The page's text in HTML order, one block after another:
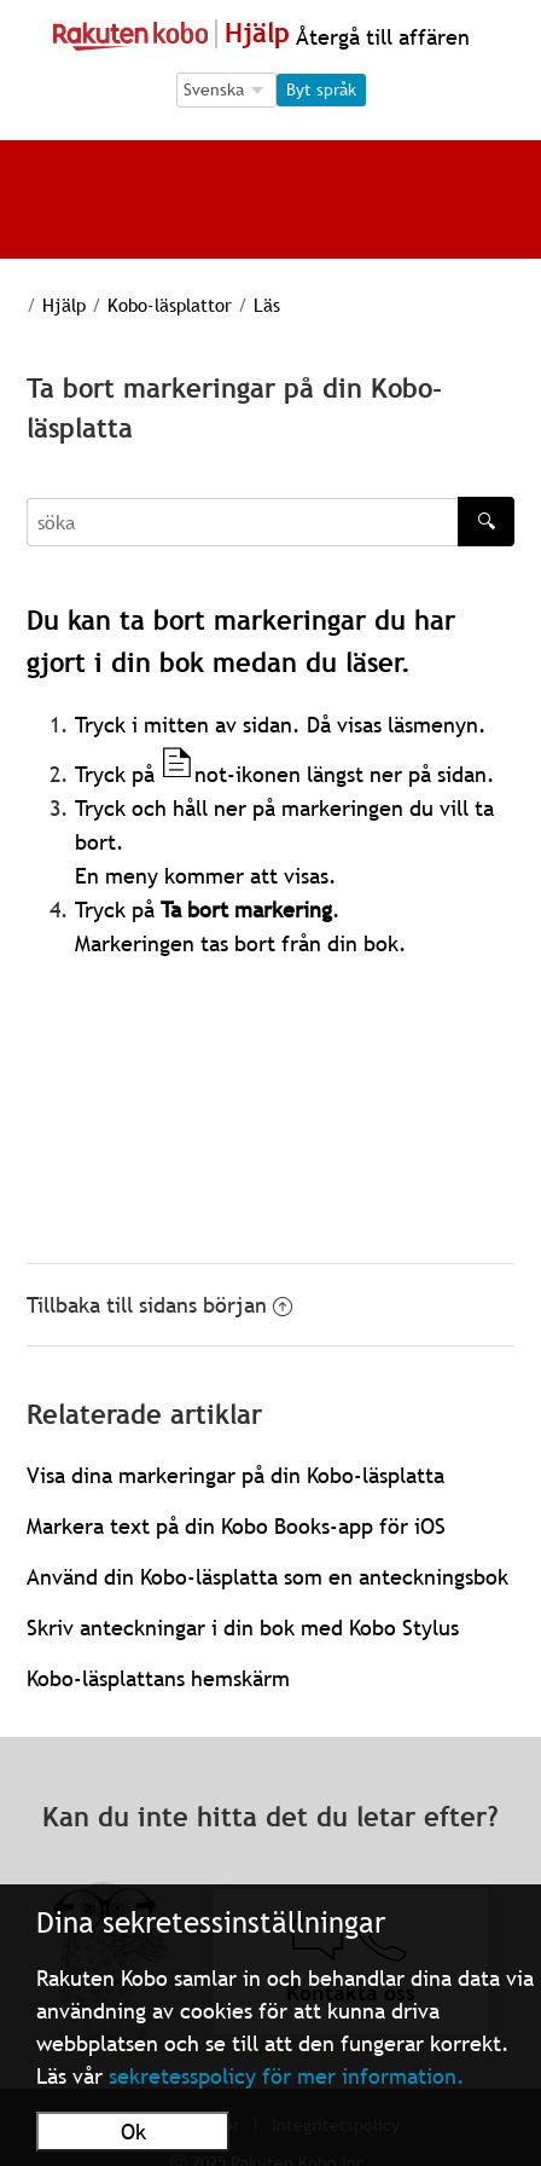
Dina sekretessinställningar
Rakuten Kobo samlar in och behandlar dina data via
användning av cookies för att kunna driva
webbplatsen och se till att den fungerar korrekt.
Läs vårsekretesspolicy för mer information.
Ok
Hjälp Återgå till affären
Language Selection
Language Selection
Byt språk
/ Hjälp / Kobo-läsplattor / Läs
Ta bort markeringar på din Kobo-
läsplatta
söka
🔍
Du kan ta bort markeringar du har
gjort i din bok medan du läser.
Tryck i mitten av sidan. Då visas läsmenyn.
Tryck på
not-ikonen längst ner på sidan.
Tryck och håll ner på markeringen du vill ta
bort.
En meny kommer att visas.
Tryck påTa bort markering.
Markeringen tas bort från din bok.
Tillbaka till sidans början
Relaterade artiklar
Visa dina markeringar på din Kobo-läsplatta
Markera text på din Kobo Books-app för iOS
Använd din Kobo-läsplatta som en anteckningsbok
Skriv anteckningar i din bok med Kobo Stylus
Kobo-läsplattans hemskärm
Kan du inte hitta det du letar efter?
Kontakta oss
Användarvillkor